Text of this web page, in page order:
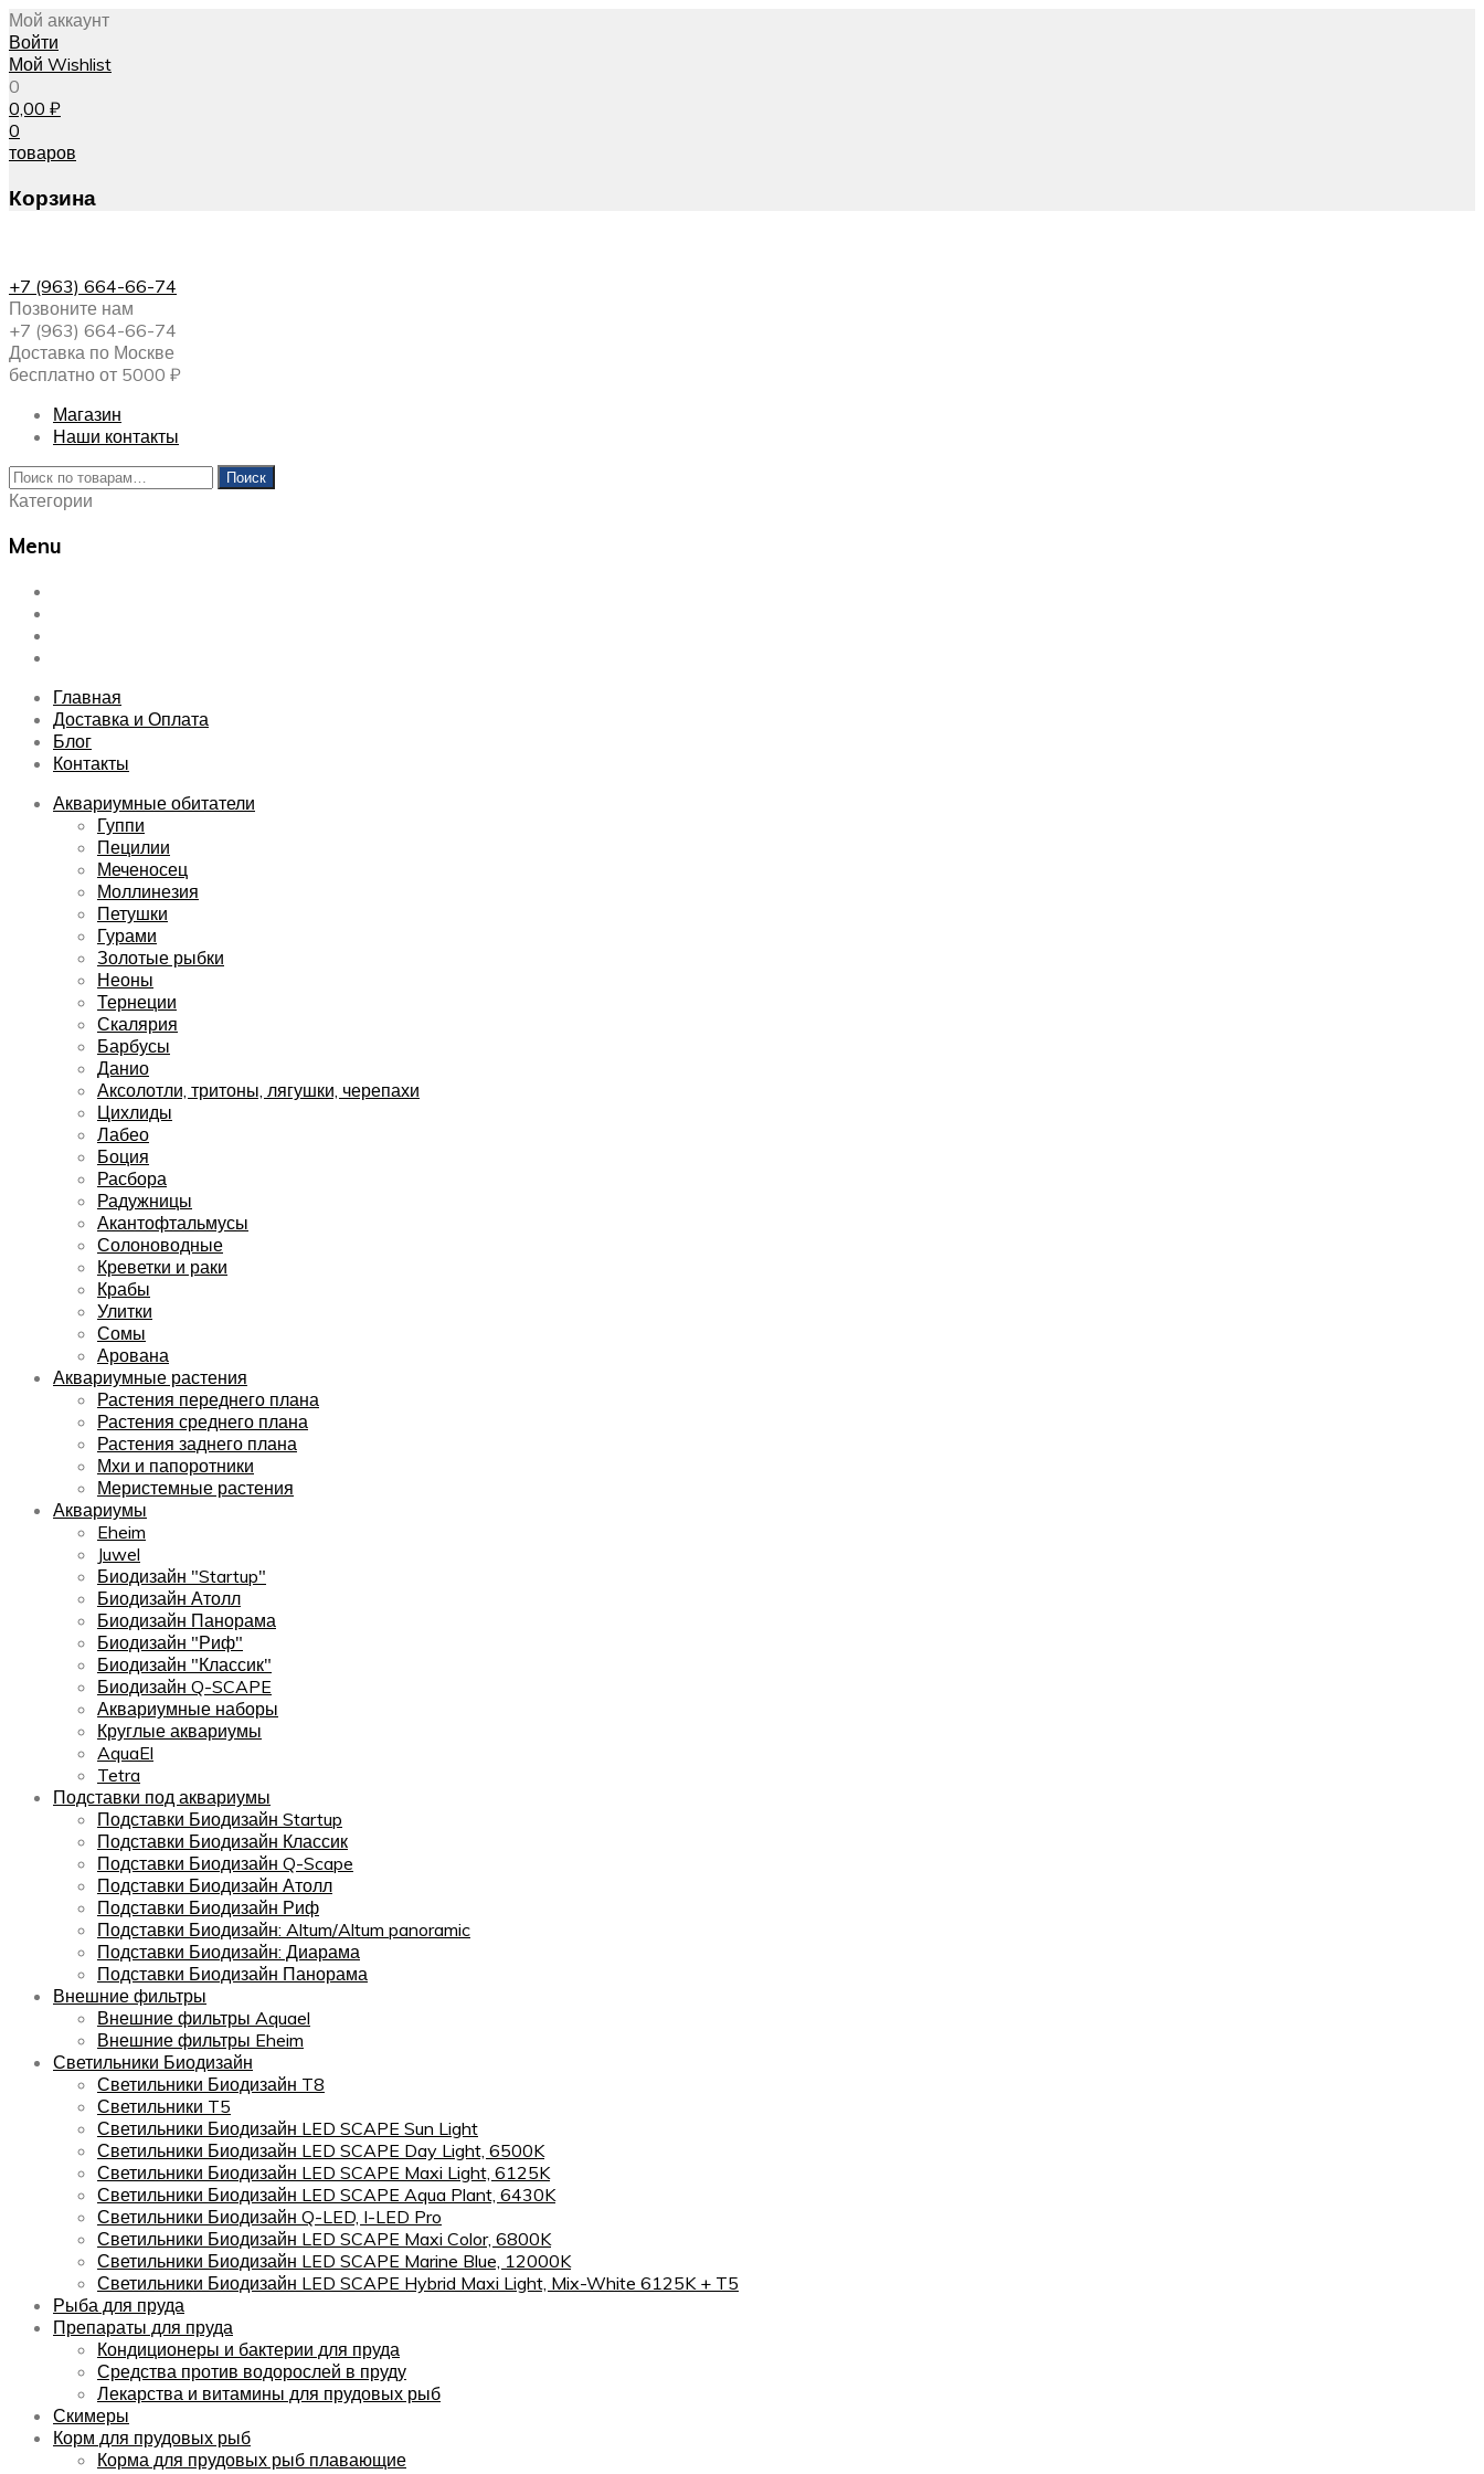
Мой аккаунт
Войти
Мой Wishlist
0
0,00 ₽
0
товаров
Корзина
+7 (963) 664-66-74
Позвоните нам
+7 (963) 664-66-74
Доставка по Москве
бесплатно от 5000 ₽
Магазин
Наши контакты
Искать:
Поиск
Категории
Menu
Skip
content
Главная
Доставка и Оплата
Блог
Контакты
Аквариумные обитатели
Гуппи
Пецилии
Меченосец
Моллинезия
Петушки
Гурами
Золотые рыбки
Неоны
Тернеции
Скалярия
Барбусы
Данио
Аксолотли, тритоны, лягушки, черепахи
Цихлиды
Лабео
Боция
Расбора
Радужницы
Акантофтальмусы
Солоноводные
Креветки и раки
Крабы
Улитки
Сомы
Арована
Аквариумные растения
Растения переднего плана
Растения среднего плана
Растения заднего плана
Мхи и папоротники
Меристемные растения
Аквариумы
Eheim
Juwel
Биодизайн "Startup"
Биодизайн Атолл
Биодизайн Панорама
Биодизайн "Риф"
Биодизайн "Классик"
Биодизайн Q-SCAPE
Аквариумные наборы
Круглые аквариумы
AquaEl
Tetra
Подставки под аквариумы
Подставки Биодизайн Startup
Подставки Биодизайн Классик
Подставки Биодизайн Q-Scape
Подставки Биодизайн Атолл
Подставки Биодизайн Риф
Подставки Биодизайн: Altum/Altum panoramic
Подставки Биодизайн: Диарама
Подставки Биодизайн Панорама
Внешние фильтры
Внешние фильтры Aquael
Внешние фильтры Eheim
Светильники Биодизайн
Светильники Биодизайн T8
Светильники T5
Светильники Биодизайн LED SCAPE Sun Light
Светильники Биодизайн LED SCAPE Day Light, 6500K
Светильники Биодизайн LED SCAPE Maxi Light, 6125K
Светильники Биодизайн LED SCAPE Aqua Plant, 6430K
Светильники Биодизайн Q-LED, I-LED Pro
Светильники Биодизайн LED SCAPE Maxi Color, 6800K
Светильники Биодизайн LED SCAPE Marine Blue, 12000K
Светильники Биодизайн LED SCAPE Hybrid Maxi Light, Mix-White 6125K + T5
Рыба для пруда
Препараты для пруда
Кондиционеры и бактерии для пруда
Средства против водорослей в пруду
Лекарства и витамины для прудовых рыб
Скимеры
Корм для прудовых рыб
Корма для прудовых рыб плавающие